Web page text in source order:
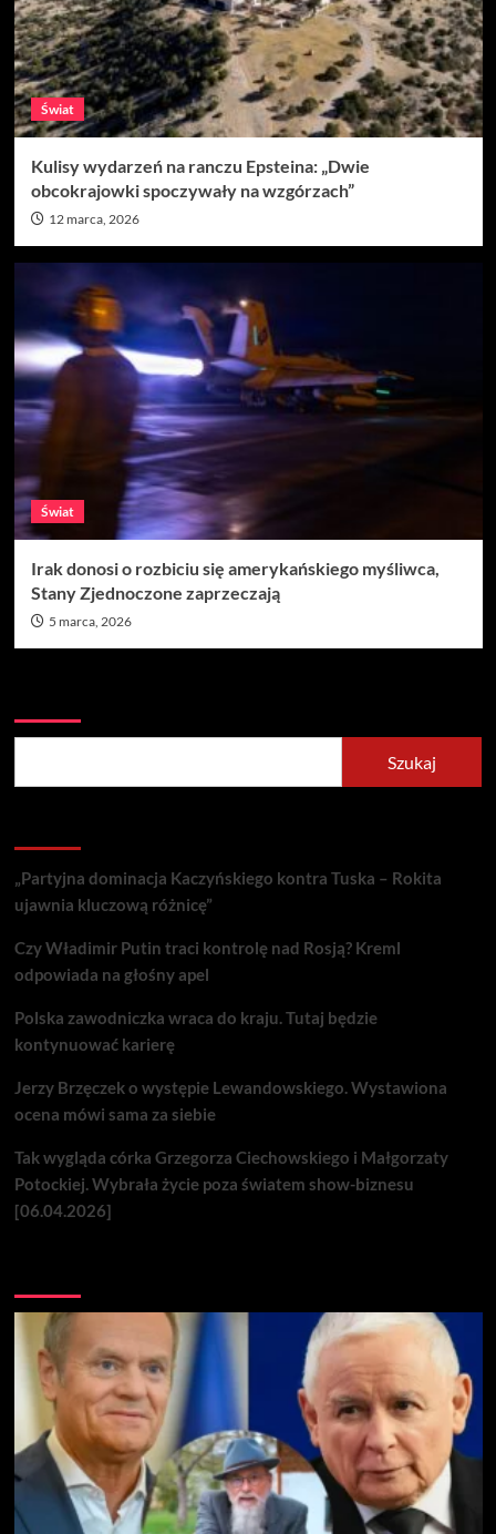
Świat
Kulisy wydarzeń na ranczu Epsteina: „Dwie
obcokrajowki spoczywały na wzgórzach”
12 marca, 2026
Świat
Irak donosi o rozbiciu się amerykańskiego myśliwca,
Stany Zjednoczone zaprzeczają
5 marca, 2026
Szukaj
„Partyjna dominacja Kaczyńskiego kontra Tuska – Rokita
ujawnia kluczową różnicę”
Czy Władimir Putin traci kontrolę nad Rosją? Kreml
odpowiada na głośny apel
Polska zawodniczka wraca do kraju. Tutaj będzie
kontynuować karierę
Jerzy Brzęczek o występie Lewandowskiego. Wystawiona
ocena mówi sama za siebie
Tak wygląda córka Grzegorza Ciechowskiego i Małgorzaty
Potockiej. Wybrała życie poza światem show-biznesu
[06.04.2026]